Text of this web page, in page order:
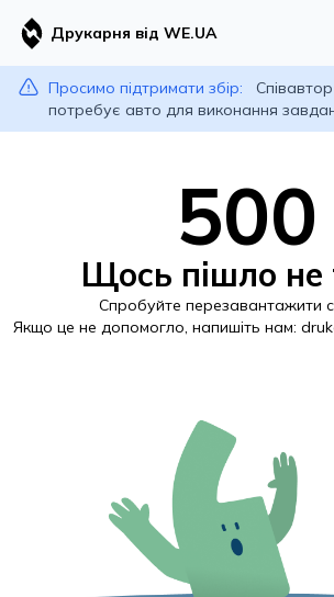
Друкарня від WE.UA
Просимо підтримати збір:
потребує авто для виконання
500
Щось пішло не
Спробуйте перезавантажити
Якщо це не допомогло, напишіть нам: